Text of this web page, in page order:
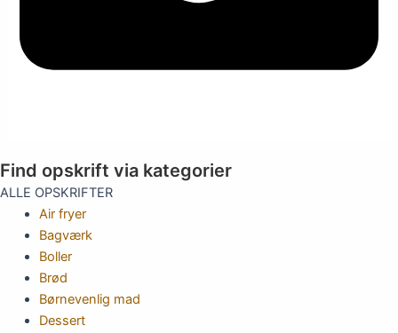
Find opskrift via kategorier
ALLE OPSKRIFTER
Air fryer
Bagværk
Boller
Brød
Børnevenlig mad
Dessert